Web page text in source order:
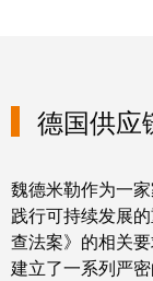
制
线
缆、
网
络
跳
勒
WMC
件
技
们
的
理
层
德国供应
魏德米勒作为一
践行可持续发展
查法案》的相关
建立了一系列严